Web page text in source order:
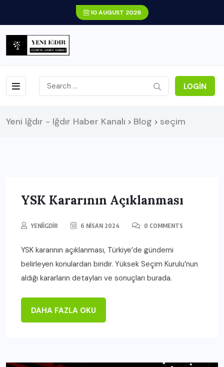
10 AUGUST 2026
LOGIN
Yeni Iğdır - Iğdır Haber Kanalı > Blog > seçim
YSK Kararının Açıklanması
YENIIGDIR 6 NISAN 2024 0 COMMENTS
YSK kararının açıklanması, Türkiye’de gündemi
belirleyen konulardan biridir. Yüksek Seçim Kurulu’nun
aldığı kararların detayları ve sonuçları burada.
DAHA FAZLA OKU